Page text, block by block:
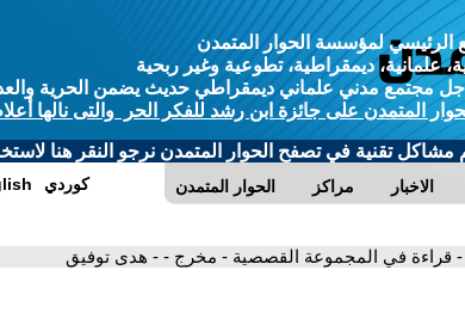
الرئيسي لمؤسسة الحوار المتمدن
علمانية، ديمقراطية، تطوعية وغير ربحية
مجتمع مدني علماني ديمقراطي حديث يضمن الحرية
المتمدن على جائزة ابن رشد للفكر الحر والتى نالها
مشاكل تقنية في تصفح الحوار المتمدن نرجو النقر هنا
الحوار المتمدن مراكز الاخبار كوردي
- قراءة في المجموعة القصصية - مخرج - - هدى توفيق